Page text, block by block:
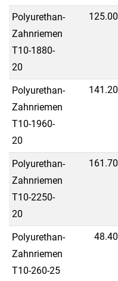
Polyurethan-
Zahnriemen
T10-1880-
20
125.00
Polyurethan-
Zahnriemen
T10-1960-
20
141.20
Polyurethan-
Zahnriemen
T10-2250-
20
161.70
Polyurethan-
Zahnriemen
T10-260-25
48.40